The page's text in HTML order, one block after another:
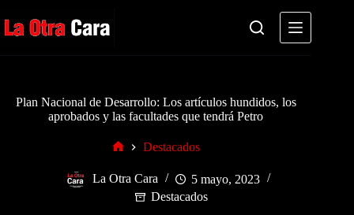
al
contenido
Plan Nacional de Desarrollo: Los artículos hundidos, los
aprobados y las facultades que tendrá Petro
Destacados
La Otra Cara
5 mayo, 2023
Destacados